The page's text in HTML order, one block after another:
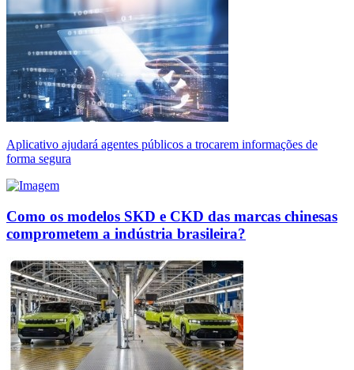
Aplicativo ajudará agentes públicos a trocarem informações de
forma segura
Como os modelos SKD e CKD das marcas chinesas
comprometem a indústria brasileira?